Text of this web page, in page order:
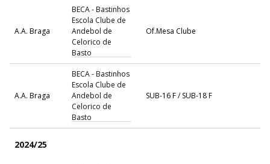
A.A. Braga
BECA - Bastinhos
Escola Clube de
Andebol de
Celorico de
Basto
Of.Mesa Clube
A.A. Braga
BECA - Bastinhos
Escola Clube de
Andebol de
Celorico de
Basto
SUB-16 F / SUB-18 F
2024/25